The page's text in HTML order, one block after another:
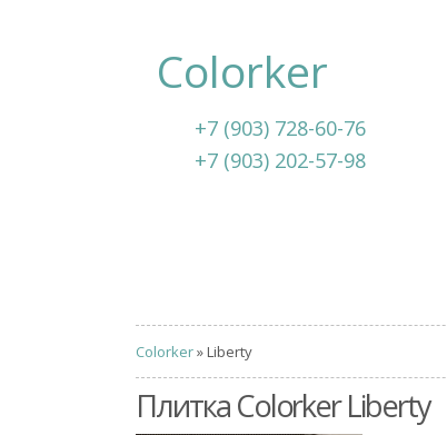
Colorker
+7 (903) 728-60-76
+7 (903) 202-57-98
Colorker» Liberty
Плитка Colorker Liberty